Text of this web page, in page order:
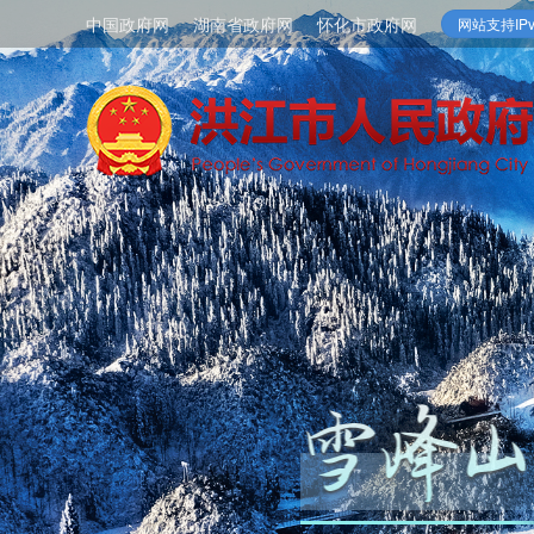
中国政府网 湖南省政府网 怀化市政府网 网站支持